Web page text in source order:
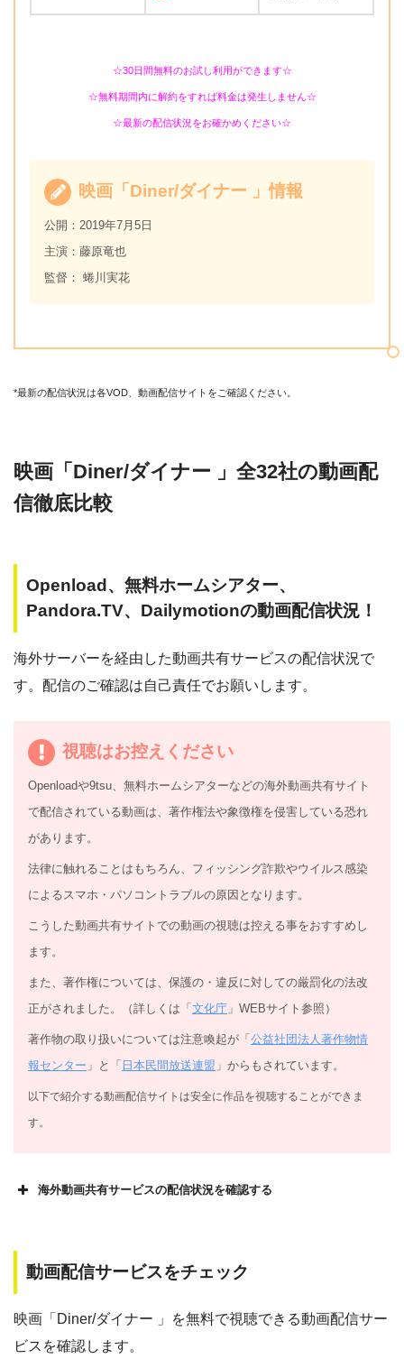
☆30日間無料のお試し利用ができます☆
☆無料期間内に解約をすれば料金は発生しません☆
☆最新の配信状況をお確かめください☆
映画「Diner/ダイナー 」情報
公開：2019年7月5日
主演：藤原竜也
監督： 蜷川実花
*最新の配信状況は各VOD、動画配信サイトをご確認ください。
映画「Diner/ダイナー 」全32社の動画配
信徹底比較
Openload、無料ホームシアター、
Pandora.TV、Dailymotionの動画配信状況！
海外サーバーを経由した動画共有サービスの配信状況で
す。配信のご確認は自己責任でお願いします。
視聴はお控えください
Openloadや9tsu、無料ホームシアターなどの海外動画共有サイト
で配信されている動画は、著作権法や象徴権を侵害している恐れ
があります。
法律に触れることはもちろん、フィッシング詐欺やウイルス感染
によるスマホ・パソコントラブルの原因となります。
こうした動画共有サイトでの動画の視聴は控える事をおすすめし
ます。
また、著作権については、保護の・違反に対しての厳罰化の法改
正がされました。（詳しくは「 文化庁 」WEBサイト参照）
著作物の取り扱いについては注意喚起が「 公益社団法人著作物情
報センター 」と「 日本民間放送連盟 」からもされています。
以下で紹介する動画配信サイトは安全に作品を視聴することができま
す。
海外動画共有サービスの配信状況を確認する
動画配信サービスをチェック
映画「Diner/ダイナー 」を無料で視聴できる動画配信サー
ビスを確認します。